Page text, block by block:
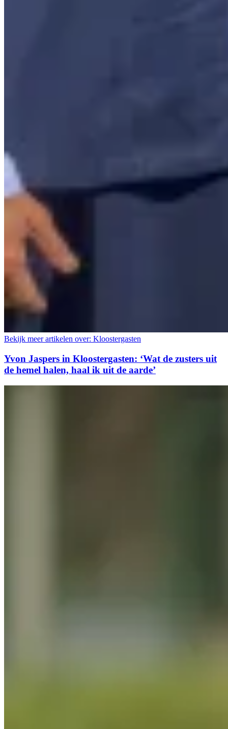
Bekijk meer artikelen over: Kloostergasten
Yvon Jaspers in Kloostergasten: ‘Wat de zusters uit
de hemel halen, haal ik uit de aarde’